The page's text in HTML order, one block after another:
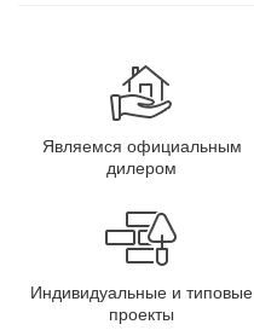
Являемся официальным
дилером
Индивидуальные и типовые
проекты